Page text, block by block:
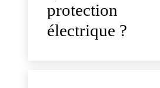
protection
électrique ?